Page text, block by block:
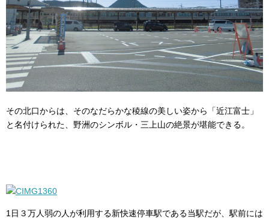
その北口からは、そのなだらかな稜線の美しい姿から「近江富士」
と名付けられた、野洲のシンボル・三上山の絶景が堪能できる。
1日３万人弱の人が利用する新快速停車駅である当駅だが、駅前には